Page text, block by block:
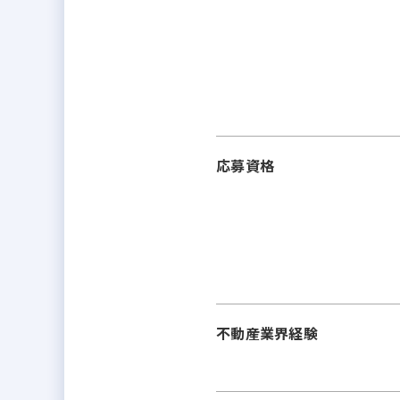
応募資格
不動産業界経験